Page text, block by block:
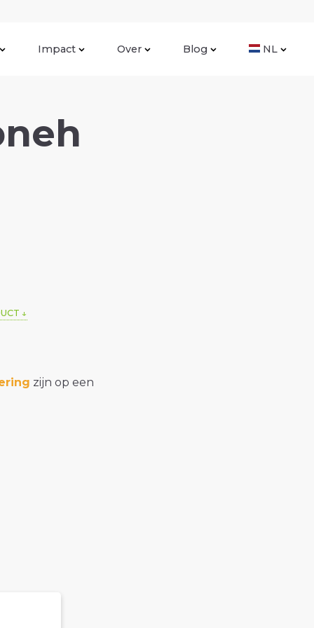
Impact Over Blog NL
zijn op een